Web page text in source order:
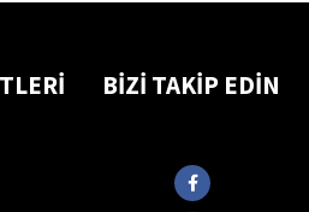
BİZİ TAKİP EDİN